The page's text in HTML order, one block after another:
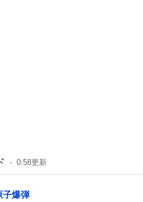
0:58更新
子爆弾